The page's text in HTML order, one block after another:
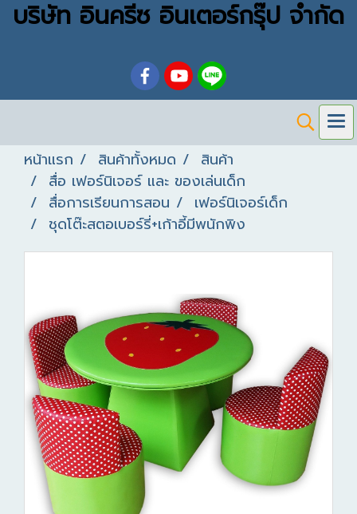
บริษัท อินครีซ อินเตอร์กรุ๊ป จำกัด
หน้าแรก สินค้าทั้งหมด
สินค้า
สื่อ เฟอร์นิเจอร์ และ ของเล่นเด็ก
สื่อการเรียนการสอน
เฟอร์นิเจอร์เด็ก
ชุดโต๊ะสตอเบอร์รี่+เก้าอี้มีพนักพิง